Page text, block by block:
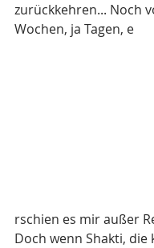
zurückkehren... Noch
Wochen, ja Tagen, e
rschien es mir außer
Doch wenn Shakti, die